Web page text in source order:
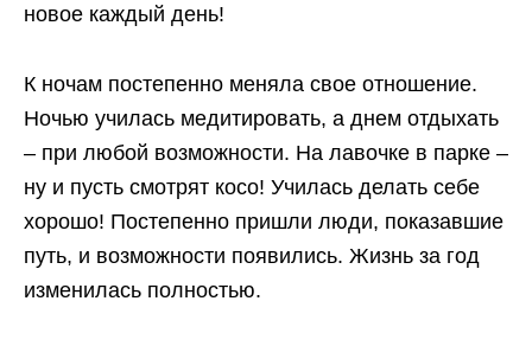
новое каждый день!
К ночам постепенно меняла свое отношение.
Ночью училась медитировать, а днем отдыхать
– при любой возможности. На лавочке в парке –
ну и пусть смотрят косо! Училась делать себе
хорошо! Постепенно пришли люди, показавшие
путь, и возможности появились. Жизнь за год
изменилась полностью.